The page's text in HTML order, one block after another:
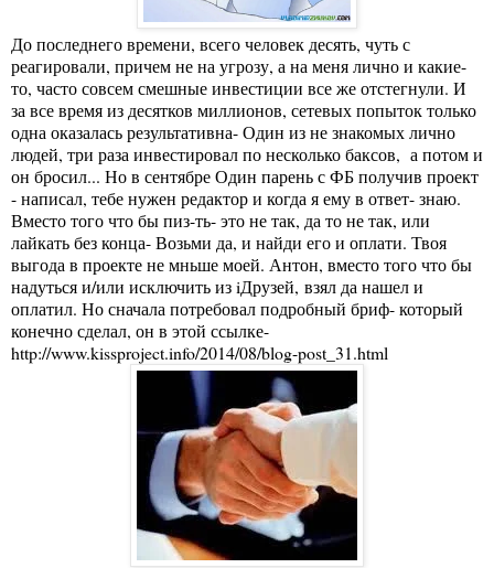
До последнего времени, всего человек десять, чуть с
реагировали, причем не на угрозу, а на меня лично и какие-
то, часто совсем смешные инвестиции все же отстегнули. И
за все время из десятков миллионов, сетевых попыток только
одна оказалась результативна- Один из не знакомых лично
людей, три раза инвестировал по несколько баксов, а потом и
он бросил... Но в сентябре Один парень с ФБ получив проект
- написал, тебе нужен редактор и когда я ему в ответ- знаю.
Вместо того что бы пиз-ть- это не так, да то не так, или
лайкать без конца- Возьми да, и найди его и оплати. Твоя
выгода в проекте не мньше моей. Антон, вместо того что бы
надуться и/или исключить из iДрузей, взял да нашел и
оплатил. Но сначала потребовал подробный бриф- который
конечно сделал, он в этой ссылке-
http://www.kissproject.info/2014/08/blog-post_31.html